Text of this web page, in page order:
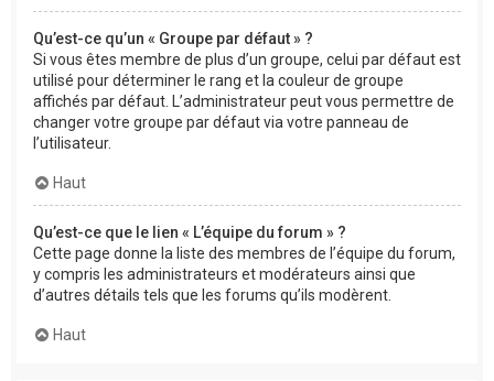
Qu’est-ce qu’un « Groupe par défaut » ?
Si vous êtes membre de plus d’un groupe, celui par défaut est
utilisé pour déterminer le rang et la couleur de groupe
affichés par défaut. L’administrateur peut vous permettre de
changer votre groupe par défaut via votre panneau de
l’utilisateur.
Haut
Qu’est-ce que le lien « L’équipe du forum » ?
Cette page donne la liste des membres de l’équipe du forum,
y compris les administrateurs et modérateurs ainsi que
d’autres détails tels que les forums qu’ils modèrent.
Haut